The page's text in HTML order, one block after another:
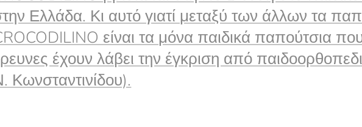
Ελλάδα. Κι αυτό γιατί μεταξύ των άλλων τα
είναι τα μόνα παιδικά παπούτσια
έχουν λάβει την έγκριση από
Κωνσταντινίδου).